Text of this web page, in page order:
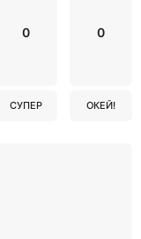
0
СУПЕР
0
ОКЕЙ!